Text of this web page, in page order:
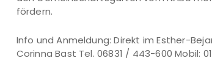
fördern.
Info und Anmeldung: Direkt im Esther-
Corinna Bast Tel. 06831 / 443-600 Mobil: